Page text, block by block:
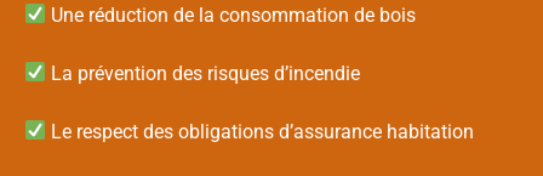
Une réduction de la consommation de bois
La prévention des risques d’incendie
Le respect des obligations d’assurance habitation